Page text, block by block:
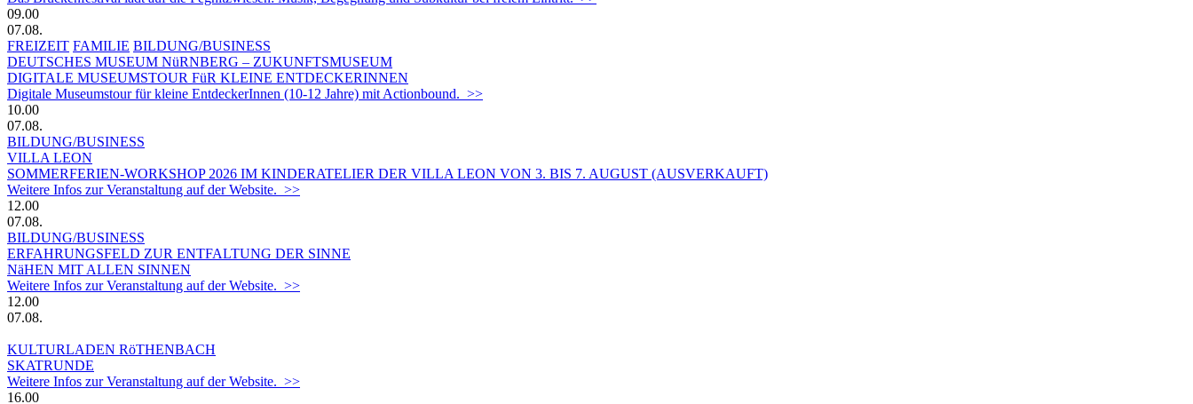
09.00
07.08.
FREIZEIT FAMILIE BILDUNG/BUSINESS
DEUTSCHES MUSEUM NüRNBERG – ZUKUNFTSMUSEUM
DIGITALE MUSEUMSTOUR FüR KLEINE ENTDECKERINNEN
Digitale Museumstour für kleine EntdeckerInnen (10-12 Jahre) mit Actionbound. >>
10.00
07.08.
BILDUNG/BUSINESS
VILLA LEON
SOMMERFERIEN-WORKSHOP 2026 IM KINDERATELIER DER VILLA LEON VON 3. BIS 7. AUGUST (AUSVERKAUFT)
Weitere Infos zur Veranstaltung auf der Website. >>
12.00
07.08.
BILDUNG/BUSINESS
ERFAHRUNGSFELD ZUR ENTFALTUNG DER SINNE
NäHEN MIT ALLEN SINNEN
Weitere Infos zur Veranstaltung auf der Website. >>
12.00
07.08.
KULTURLADEN RöTHENBACH
SKATRUNDE
Weitere Infos zur Veranstaltung auf der Website. >>
16.00